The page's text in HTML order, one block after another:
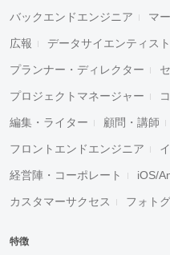
バックエンドエンジニア マ
広報 データサイエンティスト
プランナー・ディレクター
プロジェクトマネージャー
編集・ライター 顧問・講師
フロントエンドエンジニア
経営陣・コーポレート iOS/
カスタマーサクセス フォト
特徴